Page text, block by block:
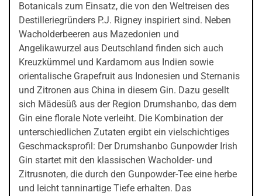
Botanicals zum Einsatz, die von den Weltreisen des
Destilleriegründers P.J. Rigney inspiriert sind. Neben
Wacholderbeeren aus Mazedonien und
Angelikawurzel aus Deutschland finden sich auch
Kreuzkümmel und Kardamom aus Indien sowie
orientalische Grapefruit aus Indonesien und Sternanis
und Zitronen aus China in diesem Gin. Dazu gesellt
sich Mädesüß aus der Region Drumshanbo, das dem
Gin eine florale Note verleiht. Die Kombination der
unterschiedlichen Zutaten ergibt ein vielschichtiges
Geschmacksprofil: Der Drumshanbo Gunpowder Irish
Gin startet mit den klassischen Wacholder- und
Zitrusnoten, die durch den Gunpowder-Tee eine herbe
und leicht tanninartige Tiefe erhalten. Das